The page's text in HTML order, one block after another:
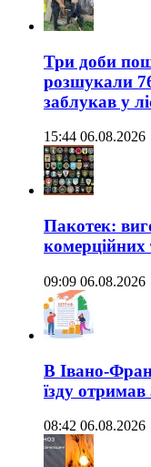
Три доби
розшукали
заблукав у
15:44 06.08.2026
Пакотек:
комерційних
09:09 06.08.2026
В Івано-
їзду
08:42 06.08.2026